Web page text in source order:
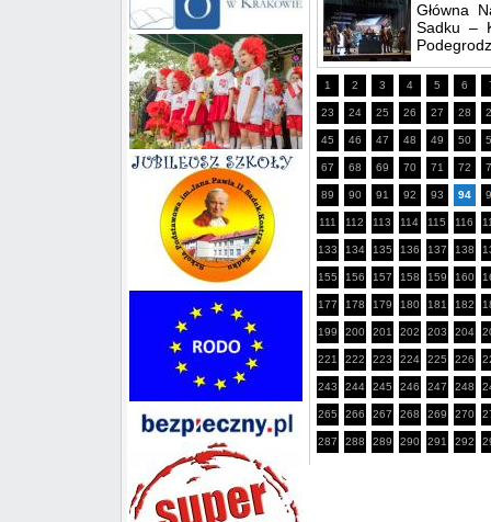
Główna
Sadku –
1 2 3 4 5 6
23 24 25 26 27 28
45 46 47 48 49 50
67 68 69 70 71 72
89 90 91 92 93 94
111 112 113 114 115 116
133 134 135 136 137 138
155 156 157 158 159 160
177 178 179 180 181 182
199 200 201 202 203 204
221 222 223 224 225 226
243 244 245 246 247 248
265 266 267 268 269 270
287 288 289 290 291 292